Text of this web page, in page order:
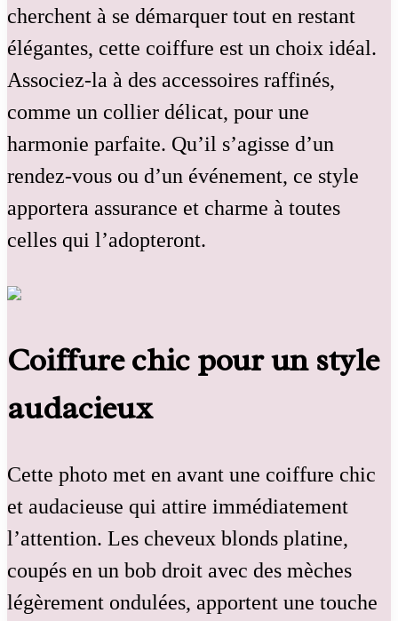
cherchent à se démarquer tout en restant
élégantes, cette coiffure est un choix idéal.
Associez-la à des accessoires raffinés,
comme un collier délicat, pour une
harmonie parfaite. Qu’il s’agisse d’un
rendez-vous ou d’un événement, ce style
apportera assurance et charme à toutes
celles qui l’adopteront.
Coiffure chic pour un style
audacieux
Cette photo met en avant une coiffure chic
et audacieuse qui attire immédiatement
l’attention. Les cheveux blonds platine,
coupés en un bob droit avec des mèches
légèrement ondulées, apportent une touche